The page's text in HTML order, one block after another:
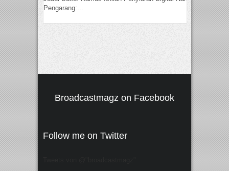
Pengarang:...
Broadcastmagz on Facebook
Follow me on Twitter